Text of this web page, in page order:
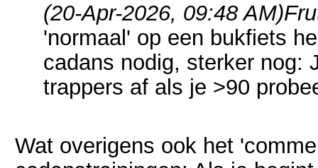
(20-Apr-2026, 09:48 AM)
'normaal' op een bukfiets
cadans nodig, sterker nog:
trappers af als je >90
Wat overigens ook het